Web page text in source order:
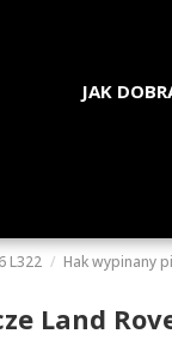
JAK
L322 Hak wypinany
Land